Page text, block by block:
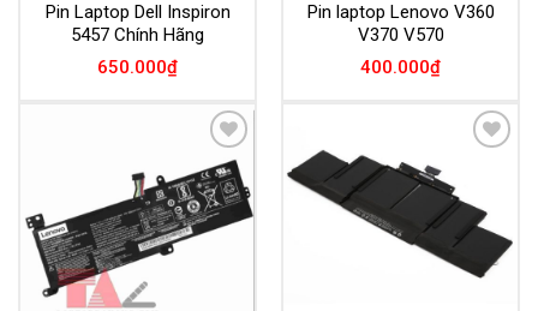
Pin Laptop Dell Inspiron
5457 Chính Hãng
650.000₫
Pin laptop Lenovo V360
V370 V570
400.000₫
Add to
Wishlist